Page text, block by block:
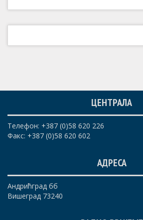
ЦЕНТРАЛА
Телефон: +387 (0)58 620 226
Факс: +387 (0)58 620 602
АДРЕСА
Андрићград бб
Вишеград 73240